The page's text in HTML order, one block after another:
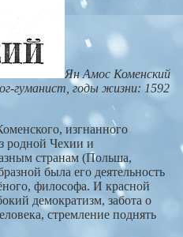
Ян Амос Коменский
гуманист, годы жизни: 1592
изгнанного
родной Чехии и
странам (Польша,
была его деятельность
философа. И красной
демократизм, забота о
стремление поднять